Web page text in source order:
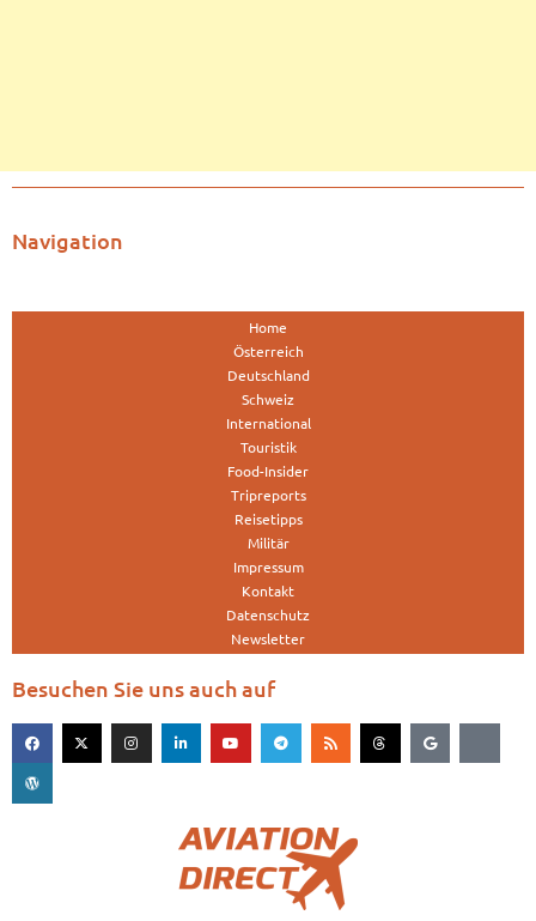
Navigation
Home
Österreich
Deutschland
Schweiz
International
Touristik
Food-Insider
Tripreports
Reisetipps
Militär
Impressum
Kontakt
Datenschutz
Newsletter
Besuchen Sie uns auch auf